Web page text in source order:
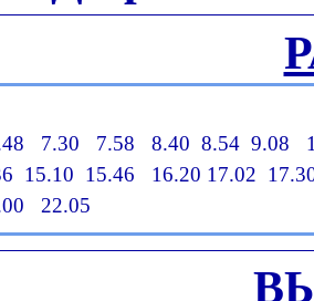
7.30 7.58 8.40 8.54 9.08
15.10 15.46 16.20 17.02
22.05